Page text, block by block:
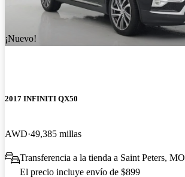
¡Nuevo!
2017 INFINITI QX50
AWD 49,385 millas
Transferencia a la tienda a Saint Peters, MO
El precio incluye envío de $899